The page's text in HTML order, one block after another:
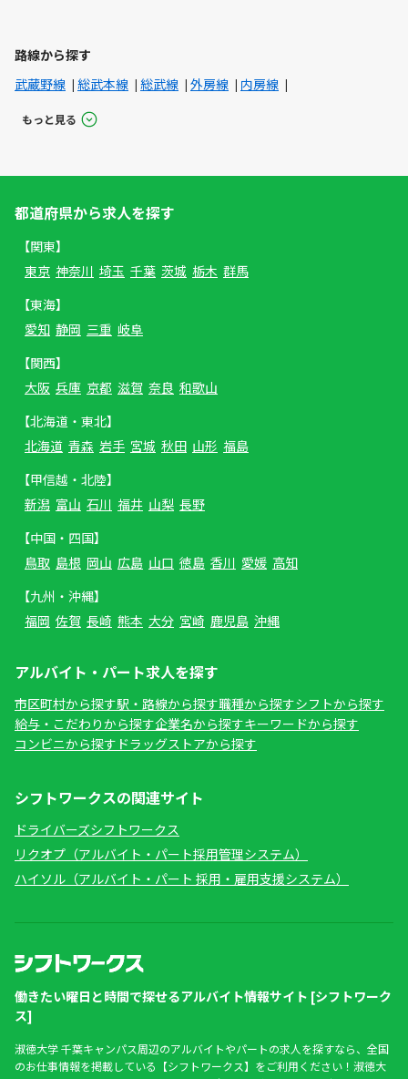
路線から探す
武蔵野線
総武本線 総武線 外房線 内房線
もっと見る
都道府県から求人を探す
【関東】
東京 神奈川 埼玉 千葉 茨城 栃木 群馬
【東海】
愛知 静岡 三重 岐阜
【関西】
大阪 兵庫 京都 滋賀 奈良 和歌山
【北海道・東北】
北海道 青森 岩手 宮城 秋田 山形 福島
【甲信越・北陸】
新潟 富山 石川 福井 山梨 長野
【中国・四国】
鳥取 島根 岡山 広島 山口 徳島 香川 愛媛 高知
【九州・沖縄】
福岡 佐賀 長崎 熊本 大分 宮崎 鹿児島 沖縄
アルバイト・パート求人を探す
市区町村から探す駅・路線から探す職種から探すシフトから探す
給与・こだわりから探す企業名から探すキーワードから探す
コンビニから探す ドラッグストアから探す
シフトワークスの関連サイト
ドライバーズシフトワークス
リクオプ（アルバイト・パート採用管理システム）
ハイソル（アルバイト・パート 採用・雇用支援システム）
働きたい曜日と時間で探せるアルバイト情報サイト [シフトワーク
ス]
淑徳大学 千葉キャンパス周辺のアルバイトやパートの求人を探すなら、全国
のお仕事情報を掲載している【シフトワークス】をご利用ください！淑徳大